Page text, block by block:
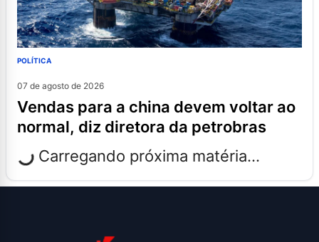
POLÍTICA
07 de agosto de 2026
vendas para a china devem voltar ao
normal, diz diretora da petrobras
Carregando próxima matéria...